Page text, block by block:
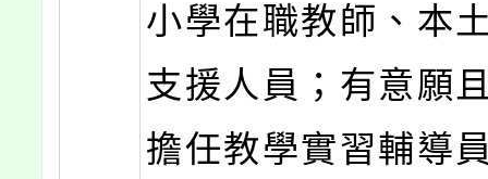
小學在職教師、本
支援人員；有意願
擔任教學實習輔導